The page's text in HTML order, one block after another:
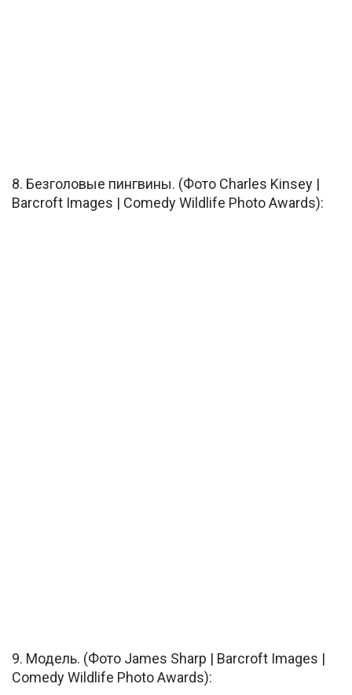
8. Безголовые пингвины. (Фото Charles Kinsey |
Barcroft Images | Comedy Wildlife Photo Awards):
9. Модель. (Фото James Sharp | Barcroft Images |
Comedy Wildlife Photo Awards):